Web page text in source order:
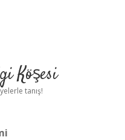
Köşesi
tanış!